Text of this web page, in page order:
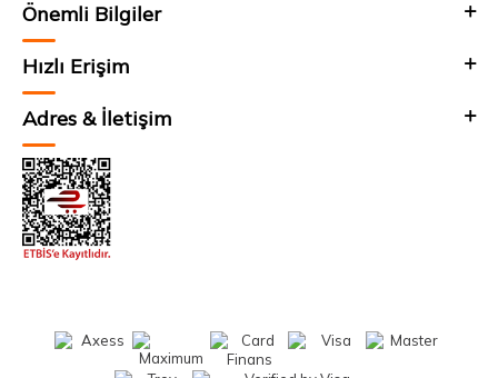
Önemli Bilgiler
Hızlı Erişim
Adres & İletişim